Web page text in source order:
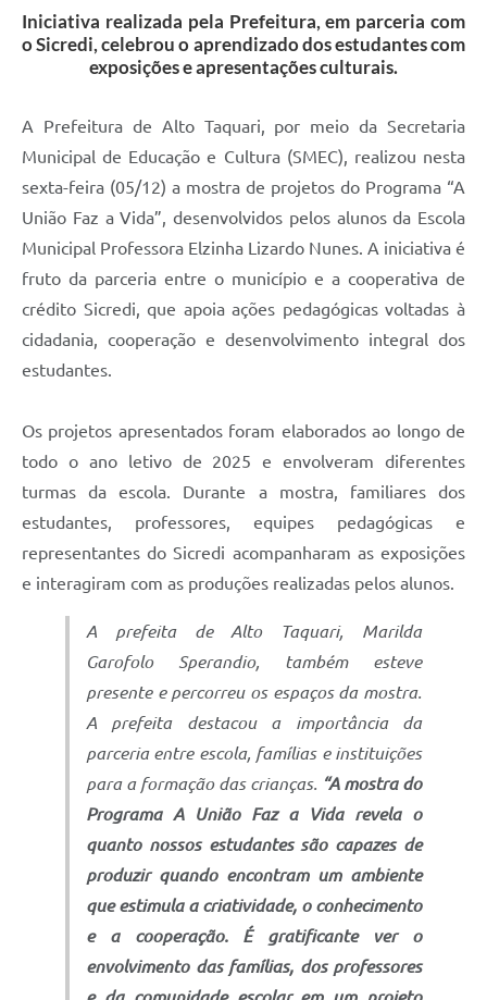
Iniciativa realizada pela Prefeitura, em parceria com
o Sicredi, celebrou o aprendizado dos estudantes com
exposições e apresentações culturais.
A Prefeitura de Alto Taquari, por meio da Secretaria
Municipal de Educação e Cultura (SMEC), realizou nesta
sexta-feira (05/12) a mostra de projetos do Programa “A
União Faz a Vida”, desenvolvidos pelos alunos da Escola
Municipal Professora Elzinha Lizardo Nunes. A iniciativa é
fruto da parceria entre o município e a cooperativa de
crédito Sicredi, que apoia ações pedagógicas voltadas à
cidadania, cooperação e desenvolvimento integral dos
estudantes.
Os projetos apresentados foram elaborados ao longo de
todo o ano letivo de 2025 e envolveram diferentes
turmas da escola. Durante a mostra, familiares dos
estudantes, professores, equipes pedagógicas e
representantes do Sicredi acompanharam as exposições
e interagiram com as produções realizadas pelos alunos.
A prefeita de Alto Taquari, Marilda
Garofolo Sperandio, também esteve
presente e percorreu os espaços da mostra.
A prefeita destacou a importância da
parceria entre escola, famílias e instituições
para a formação das crianças. “A mostra do
Programa A União Faz a Vida revela o
quanto nossos estudantes são capazes de
produzir quando encontram um ambiente
que estimula a criatividade, o conhecimento
e a cooperação. É gratificante ver o
envolvimento das famílias, dos professores